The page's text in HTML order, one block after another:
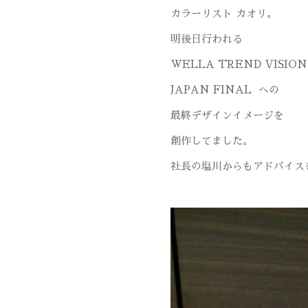
カラーリスト カオリ。
明後日行われる
WELLA TREND VISION
JAPAN FINAL への
最終デザインイメージを
創作してました。
社長の塩川からもアドバイス